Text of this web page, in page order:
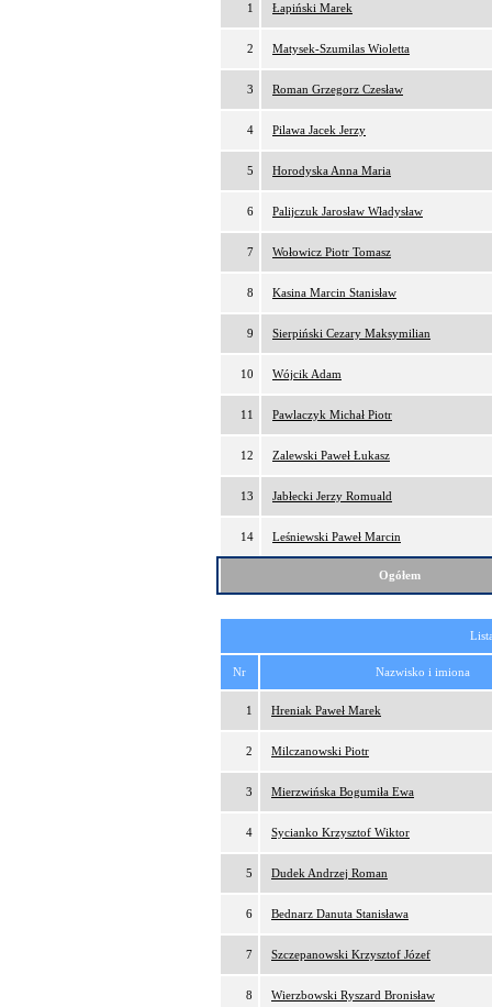
1 Łapiński Marek
2 Matysek-Szumilas Wioletta
3 Roman Grzegorz Czesław
4 Pilawa Jacek Jerzy
5 Horodyska Anna Maria
6 Palijczuk Jarosław Władysław
7 Wołowicz Piotr Tomasz
8 Kasina Marcin Stanisław
9 Sierpiński Cezary Maksymilian
10 Wójcik Adam
11 Pawlaczyk Michał Piotr
12 Zalewski Paweł Łukasz
13 Jabłecki Jerzy Romuald
14 Leśniewski Paweł Marcin
Ogółem
Nr Nazwisko i imiona
1 Hreniak Paweł Marek
2 Milczanowski Piotr
3 Mierzwińska Bogumiła Ewa
4 Sycianko Krzysztof Wiktor
5 Dudek Andrzej Roman
6 Bednarz Danuta Stanisława
7 Szczepanowski Krzysztof Józef
8 Wierzbowski Ryszard Bronisław